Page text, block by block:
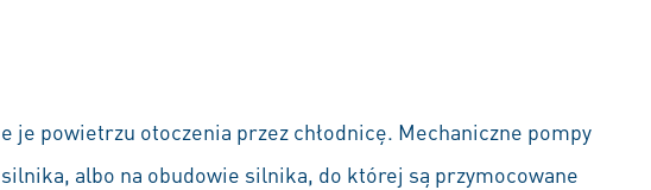
je powietrzu otoczenia przez chłodnicę. Mechaniczne pompy
albo na obudowie silnika, do której są przymocowane